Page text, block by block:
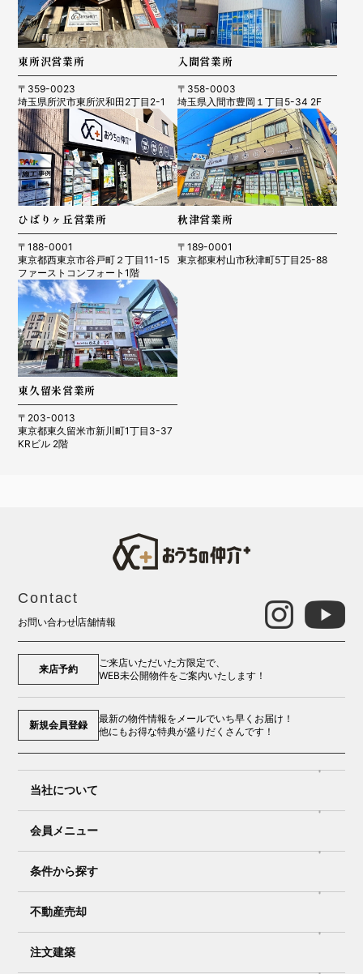
東所沢営業所
〒359-0023
埼玉県所沢市東所沢和田2丁目2-1
入間営業所
〒358-0003
埼玉県入間市豊岡１丁目5-34 2F
ひばりヶ丘営業所
〒188-0001
東京都西東京市谷戸町２丁目11-15
ファーストコンフォート1階
秋津営業所
〒189-0001
東京都東村山市秋津町5丁目25-88
東久留米営業所
〒203-0013
東京都東久留米市新川町1丁目3-37
KRビル 2階
Contact
お問い合わせ 店舗情報
来店予約
ご来店いただいた方限定で、
WEB未公開物件をご案内いたします！
新規会員登録
最新の物件情報をメールでいち早くお届け！
他にもお得な特典が盛りだくさんです！
当社について
会員メニュー
条件から探す
不動産売却
注文建築